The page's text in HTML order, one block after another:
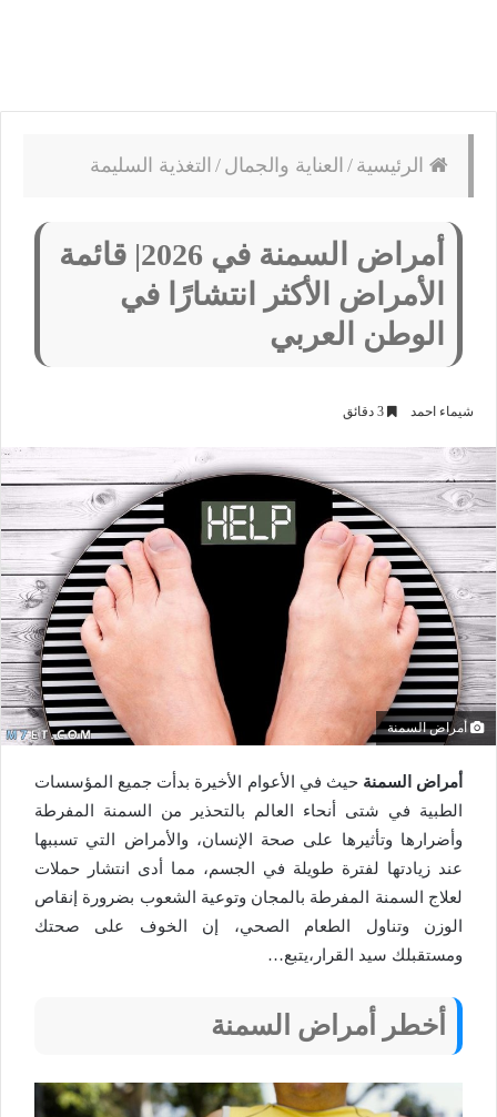
الرئيسية / العناية والجمال / التغذية السليمة
أمراض السمنة في 2026| قائمة
الأمراض الأكثر انتشارًا في
الوطن العربي
شيماء احمد
أمراض السمنة
أمراض السمنة حيث في الأعوام الأخيرة بدأت جميع المؤسسات
الطبية في شتى أنحاء العالم بالتحذير من السمنة المفرطة
وأضرارها وتأثيرها على صحة الإنسان، والأمراض التي تسببها
عند زيادتها لفترة طويلة في الجسم، مما أدى انتشار حملات
لعلاج السمنة المفرطة بالمجان وتوعية الشعوب بضرورة إنقاص
الوزن وتناول الطعام الصحي، إن الخوف على صحتك
ومستقبلك سيد القرار،يتبع…
أخطر أمراض السمنة